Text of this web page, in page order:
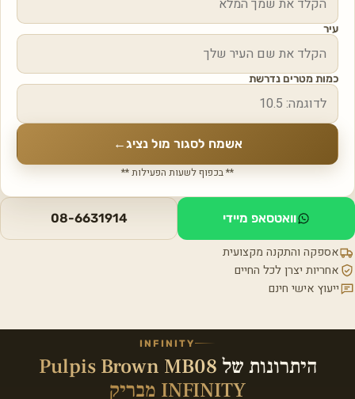
עיר
כמות מטרים נדרשת
אשמח לסגור מול נציג←
** בכפוף לשעות הפעילות **
וואטסאפ מיידי 08-6631914
אספקה והתקנה מקצועית
אחריות יצרן לכל החיים
ייעוץ אישי חינם
INFINITY
היתרונות של Pulpis Brown MB08
INFINITY מבריק